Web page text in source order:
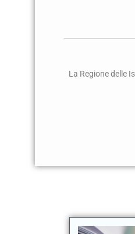
La Regione delle